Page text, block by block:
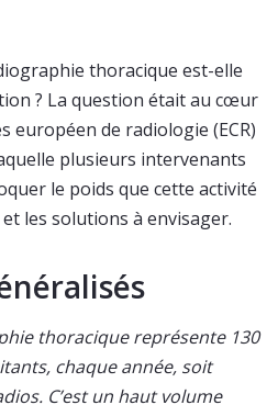
thoracique est-elle
? La question était au cœur
européen de radiologie (ECR)
plusieurs intervenants
le poids que cette activité
les solutions à envisager.
thoracique représente 130
chaque année, soit
C’est un haut volume